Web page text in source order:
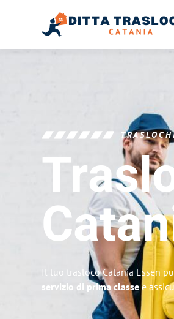
Il tuo trasloco Catania Essen
servizio di prima classe e